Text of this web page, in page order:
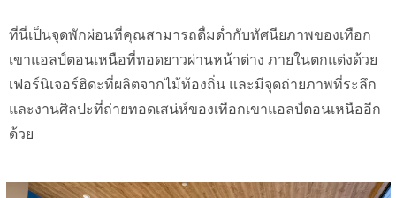
ที่นี่เป็นจุดพักผ่อนที่คุณสามารถดื่มด่ำกับทัศนียภาพของเทือก
เขาแอลป์ตอนเหนือที่ทอดยาวผ่านหน้าต่าง ภายในตกแต่งด้วย
เฟอร์นิเจอร์ฮิดะที่ผลิตจากไม้ท้องถิ่น และมีจุดถ่ายภาพที่ระลึก
และงานศิลปะที่ถ่ายทอดเสน่ห์ของเทือกเขาแอลป์ตอนเหนืออีก
ด้วย